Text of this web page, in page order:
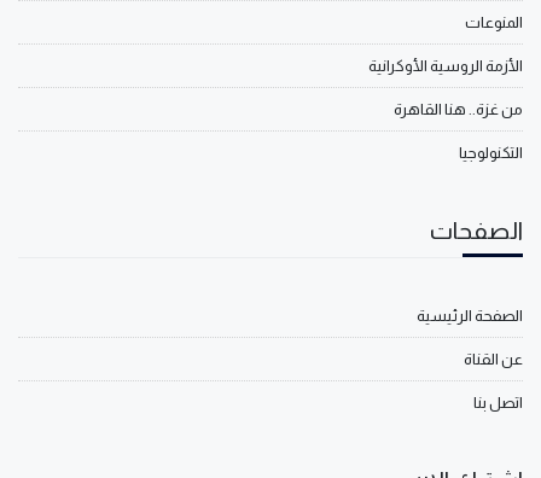
المنوعات
الأزمة الروسية الأوكرانية
من غزة.. هنا القاهرة
التكنولوجيا
الصفحات
الصفحة الرئيسية
عن القناة
اتصل بنا